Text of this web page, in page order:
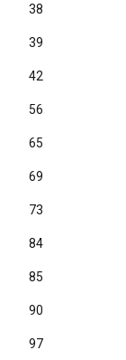
38
39
42
56
65
69
73
84
85
90
97